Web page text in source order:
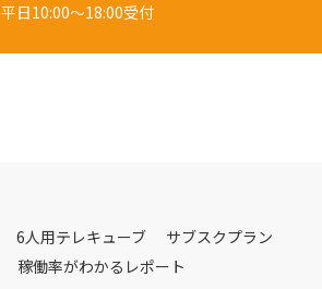
平日10:00〜18:00受付
6人用テレキューブ
サブスクプラン
稼働率がわかるレポート